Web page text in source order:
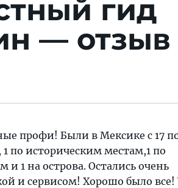
гид
— отзыв
профи! Были в Мексике с 17
1 по историческим местам,1 по
1 на острова. Остались очень
и сервисом! Хорошо было